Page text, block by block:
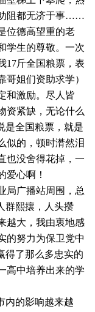
阻都无济于事……
位德高望重的老
学生的尊敬。一次
17斤全国粮票，表
姐们资助求学）
和激励。尽人皆
资紧缺，无论什么
是全国粮票，就是
似的，顿时潸然泪
也没舍得花掉，一
爱心啊！
局广播站周围，总
群熙攘，人头攒
越大，我由衷地感
的努力为保卫党中
得了那么多忠实的
高中培养出来的学
内的影响越来越